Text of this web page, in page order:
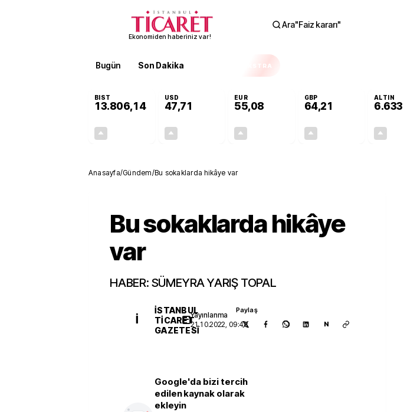
Ekonomiden haberiniz var!
Ara"Faiz kararı"
Bugün Son Dakika EKSTRA
BIST
13.806,14
USD
47,71
EUR
55,08
GBP
64,21
ALTIN
6.633
Anasayfa/Gündem/Bu sokaklarda hikâye var
Bu sokaklarda hikâye
var
HABER: SÜMEYRA YARIŞ TOPAL
İ
İSTANBUL
TICARET
GAZETESI
Yayınlanma
21.10.2022, 09:48
Paylaş
N
Google'da bizi tercih
edilen kaynak olarak
ekleyin